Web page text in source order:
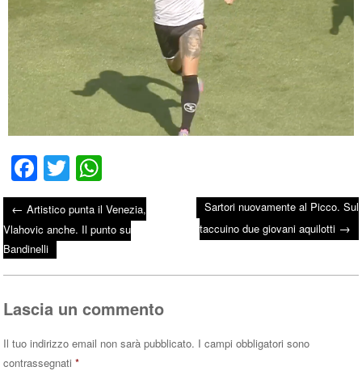
Fa
ce
bo
ok
T
wi
tte
r
ha
ts
A
pp
Post navigation
← Artistico punta il Venezia,
Vlahovic anche. Il punto su
Bandinelli
Sartori nuovamente al Picco. Sul
taccuino due giovani aquilotti →
Lascia un commento
Il tuo indirizzo email non sarà pubblicato. I campi obbligatori sono
contrassegnati*